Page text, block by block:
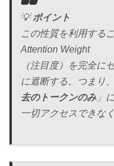
💡ポイント
この性質を利用する
Attention Weight
（注目度）を完全に
に遮断する。つまり
去のトークンのみ」
一切アクセスできな